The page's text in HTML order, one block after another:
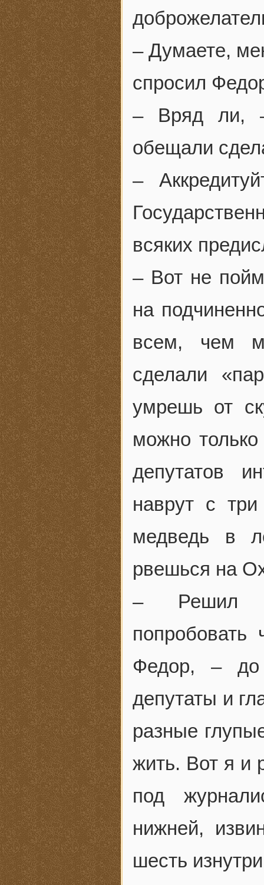
– Думаете,
спросил
– Вряд ли,
обещали
–
всяких
– Вот не
на
всем, чем
сделали
умрешь от
можно
депутатов
наврут с
медведь в
рвешься на
– Решил
попробовать
Федор, –
депутаты и
разные
жить. Вот я и
под
нижней,
шесть